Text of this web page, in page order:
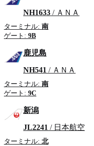
NH1633 / ＡＮＡ
ターミナル: 南
ゲート: 9B
鹿児島
NH541 / ＡＮＡ
ターミナル: 南
ゲート: 9C
新潟
JL2241 / 日本航空
ターミナル: 北